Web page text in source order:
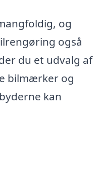
og
også
du et udvalg af
bilmærker og
kan